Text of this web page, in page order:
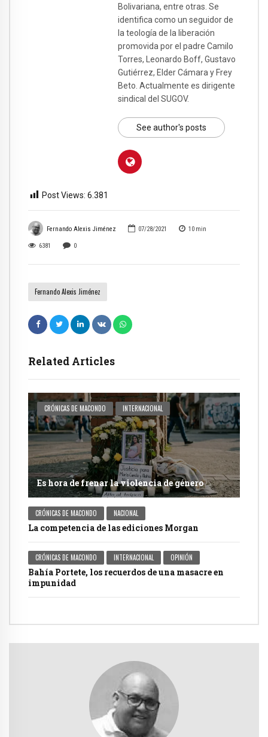
Fernando Alexis Jiménez 07/28/2021 10 min
6381 0
Fernando Alexis Jiménez
Related Articles
CRÓNICAS DE MACONDO INTERNACIONAL
Es hora de frenar la violencia de género
CRÓNICAS DE MACONDO NACIONAL
La competencia de las ediciones Morgan
CRÓNICAS DE MACONDO INTERNACIONAL OPINIÓN
Bahía Portete, los recuerdos de una masacre en
impunidad
Bolivariana, entre otras. Se
identifica como un seguidor de
la teología de la liberación
promovida por el padre Camilo
Torres, Leonardo Boff, Gustavo
Gutiérrez, Elder Cámara y Frey
Beto. Actualmente es dirigente
sindical del SUGOV.
See author's posts
Post Views: 6.381